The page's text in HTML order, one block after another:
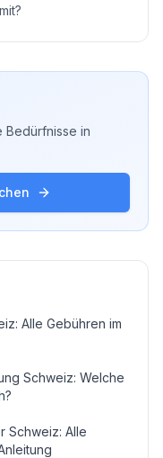
Bedürfnisse in
Alle Gebühren im
Schweiz: Welche
Schweiz: Alle